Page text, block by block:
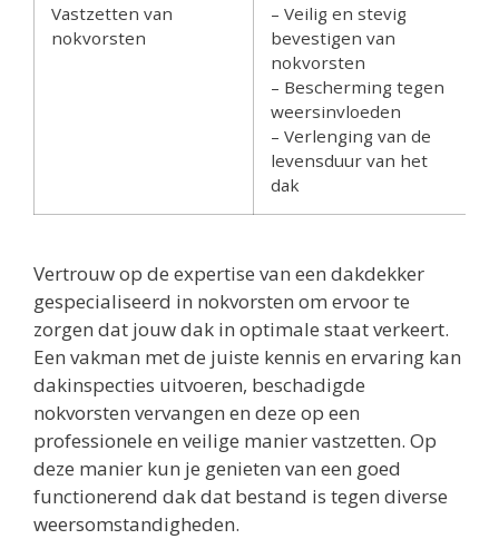
Vastzetten van
nokvorsten
– Veilig en stevig
bevestigen van
nokvorsten
– Bescherming tegen
weersinvloeden
– Verlenging van de
levensduur van het
dak
Vertrouw op de expertise van een dakdekker
gespecialiseerd in nokvorsten om ervoor te
zorgen dat jouw dak in optimale staat verkeert.
Een vakman met de juiste kennis en ervaring kan
dakinspecties uitvoeren, beschadigde
nokvorsten vervangen en deze op een
professionele en veilige manier vastzetten. Op
deze manier kun je genieten van een goed
functionerend dak dat bestand is tegen diverse
weersomstandigheden.